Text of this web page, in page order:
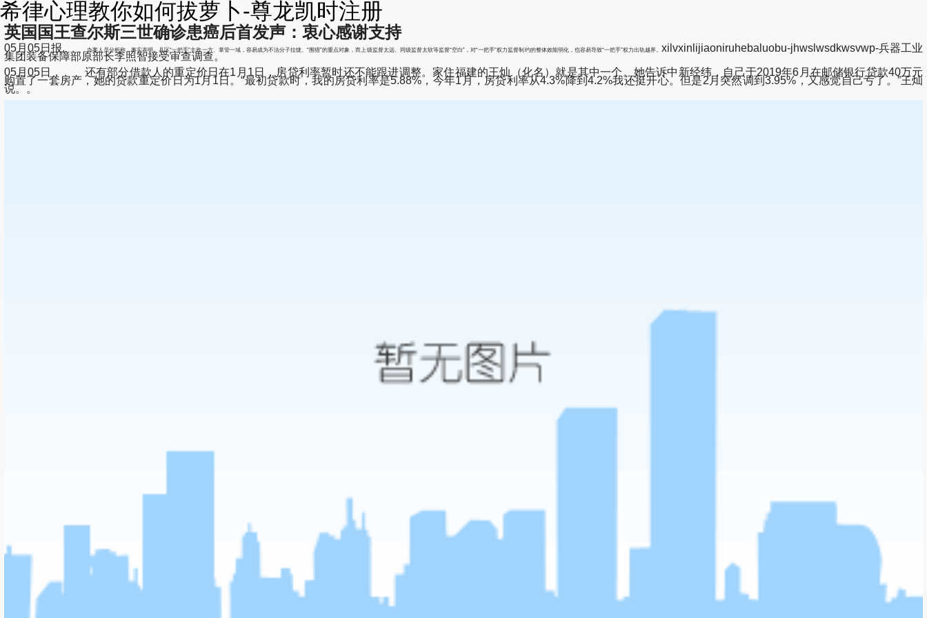
希律心理教你如何拔萝卜-尊龙凯时注册
英国国王查尔斯三世确诊患癌后首发声：衷心感谢支持
05月05日报, 办案人员分析称，事实表明，县区“一把手”主政一方、掌管一域，容易成为不法分子拉拢、“围猎”的重点对象，而上级监督太远、同级监督太软等监督“空白”，对“一把手”权力监督制约的整体效能弱化，也容易导致“一把手”权力出轨越界。xilvxinlijiaoniruhebaluobu-jhwslwsdkwsvwp-兵器工业
集团装备保障部原部长李照智接受审查调查。
05月05日， 还有部分借款人的重定价日在1月1日，房贷利率暂时还不能跟进调整。家住福建的王灿（化名）就是其中一个。她告诉中新经纬，自己于2019年6月在邮储银行贷款40万元
购置了一套房产，她的贷款重定价日为1月1日。“最初贷款时，我的房贷利率是5.88%，今年1月，房贷利率从4.3%降到4.2%我还挺开心。但是2月突然调到3.95%，又感觉自己亏了。”王灿
说。。